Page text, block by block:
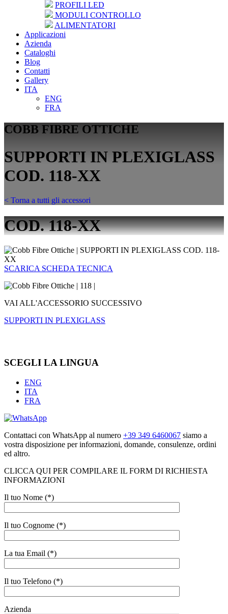
PROFILI LED
MODULI CONTROLLO
ALIMENTATORI
Applicazioni
Azienda
Cataloghi
Blog
Contatti
Gallery
ITA
ENG
FRA
COBB FIBRE OTTICHE
SUPPORTI IN PLEXIGLASS
COD. 118-XX
< Torna a tutti gli accessori
COD. 118-XX
SCARICA SCHEDA TECNICA
VAI ALL'ACCESSORIO SUCCESSIVO
SUPPORTI IN PLEXIGLASS
SCEGLI LA LINGUA
ENG
ITA
FRA
Contattaci con WhatsApp al numero +39 349 6460067 siamo a
vostra disposizione per informazioni, domande, consulenze, ordini
ed altro.
CLICCA QUI PER COMPILARE IL FORM DI RICHIESTA
INFORMAZIONI
Il tuo Nome (*)
Il tuo Cognome (*)
La tua Email (*)
Il tuo Telefono (*)
Azienda